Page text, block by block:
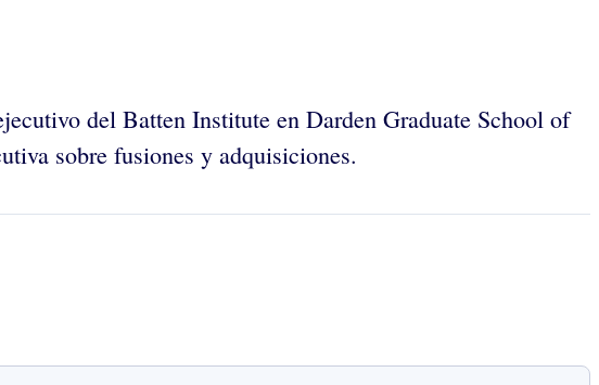
del Batten Institute en Darden Graduate School of
sobre fusiones y adquisiciones.